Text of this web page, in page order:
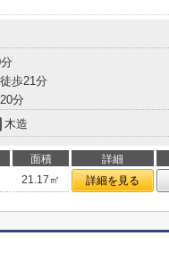
歩21分
分
木造
面積 詳細
21.17㎡ 詳細を見る